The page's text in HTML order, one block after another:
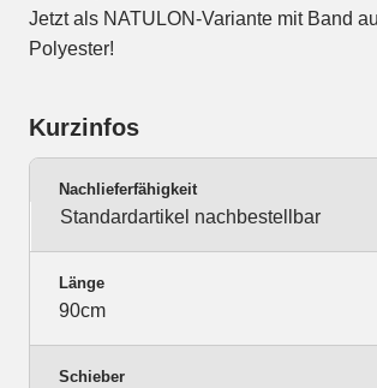
Jetzt als NATULON-Variante mit Band
Polyester!
Kurzinfos
Nachlieferfähigkeit
Standardartikel nachbestellbar
Länge
90cm
Schieber